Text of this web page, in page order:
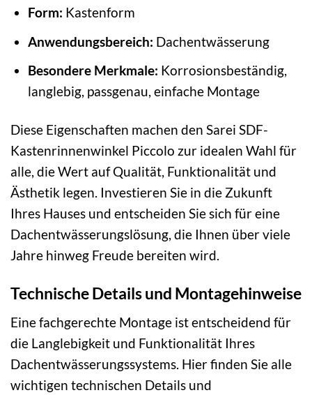
Form: Kastenform
Anwendungsbereich: Dachentwässerung
Besondere Merkmale: Korrosionsbeständig,
langlebig, passgenau, einfache Montage
Diese Eigenschaften machen den Sarei SDF-
Kastenrinnenwinkel Piccolo zur idealen Wahl für
alle, die Wert auf Qualität, Funktionalität und
Ästhetik legen. Investieren Sie in die Zukunft
Ihres Hauses und entscheiden Sie sich für eine
Dachentwässerungslösung, die Ihnen über viele
Jahre hinweg Freude bereiten wird.
Technische Details und Montagehinweise
Eine fachgerechte Montage ist entscheidend für
die Langlebigkeit und Funktionalität Ihres
Dachentwässerungssystems. Hier finden Sie alle
wichtigen technischen Details und